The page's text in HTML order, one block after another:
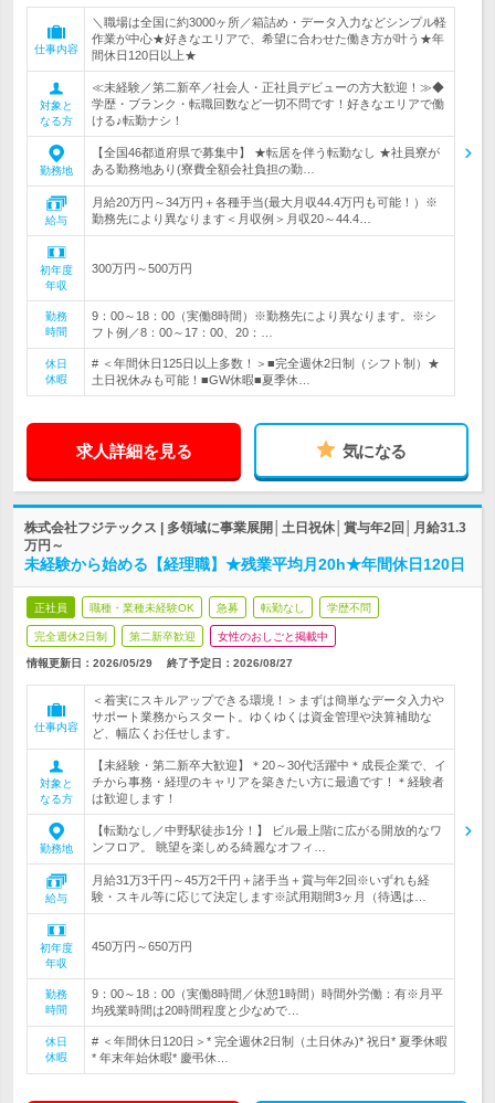
仕事内容
＼職場は全国に約3000ヶ所／箱詰め・データ入力などシンプル軽
作業が中心★好きなエリアで、希望に合わせた働き方が叶う★年
間休日120日以上★
対象と
なる方
≪未経験／第二新卒／社会人・正社員デビューの方大歓迎！≫◆
学歴・ブランク・転職回数など一切不問です！好きなエリアで働
ける♪転勤ナシ！
勤務地
【全国46都道府県で募集中】 ★転居を伴う転勤なし ★社員寮が
ある勤務地あり(寮費全額会社負担の勤…
給与
月給20万円～34万円＋各種手当(最大月収44.4万円も可能！）※
勤務先により異なります＜月収例＞月収20～44.4…
初年度
年収
300万円～500万円
勤務
時間
9：00～18：00（実働8時間）※勤務先により異なります。※シ
フト例／8：00～17：00、20：…
休日
休暇
# ＜年間休日125日以上多数！＞■完全週休2日制（シフト制）★
土日祝休みも可能！■GW休暇■夏季休…
求人詳細を見る 気になる
株式会社フジテックス | 多領域に事業展開│土日祝休│賞与年2回│月給31.3
万円～
未経験から始める【経理職】★残業平均月20h★年間休日120日
正社員 職種・業種未経験OK 急募 転勤なし 学歴不問
完全週休2日制 第二新卒歓迎 女性のおしごと掲載中
情報更新日：2026/05/29 終了予定日： 2026/08/27
仕事内容
＜着実にスキルアップできる環境！＞まずは簡単なデータ入力や
サポート業務からスタート。ゆくゆくは資金管理や決算補助な
ど、幅広くお任せします。
対象と
なる方
【未経験・第二新卒大歓迎】＊20～30代活躍中＊成長企業で、イ
チから事務・経理のキャリアを築きたい方に最適です！＊経験者
は歓迎します！
勤務地
【転勤なし／中野駅徒歩1分！】 ビル最上階に広がる開放的なワ
ンフロア。 眺望を楽しめる綺麗なオフィ…
給与
月給31万3千円～45万2千円＋諸手当＋賞与年2回※いずれも経
験・スキル等に応じて決定します※試用期間3ヶ月（待遇は…
初年度
年収
450万円～650万円
勤務
時間
9：00～18：00（実働8時間／休憩1時間）時間外労働：有※月平
均残業時間は20時間程度と少なめで…
休日
休暇
# ＜年間休日120日＞* 完全週休2日制（土日休み)* 祝日* 夏季休暇
* 年末年始休暇* 慶弔休…